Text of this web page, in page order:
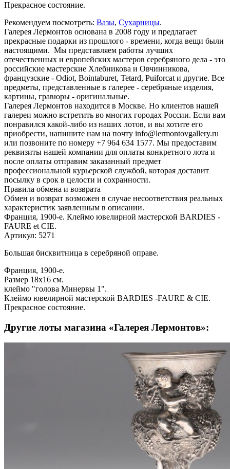
Прекрасное состояние.
Рекомендуем посмотреть: Вазы, Сухарницы.
Галерея Лермонтов основана в 2008 году и предлагает
прекрасные подарки из прошлого - времени, когда вещи были
настоящими. Мы представляем работы лучших
отечественных и европейских мастеров серебряного дела - это
российские мастерские Хлебникова и Овчинникова,
французские - Odiot, Bointaburet, Tetard, Puiforcat и другие. Все
предметы, представленные в галерее - серебряные изделия,
картины, гравюры - оригинальные.
Галерея Лермонтов находится в Москве. Но клиентов нашей
галереи можно встретить во многих городах России. Если вам
понравился какой-либо из наших лотов, и вы хотите его
приобрести, напишите нам на почту info@lermontovgallery.ru
или позвоните по номеру +7 964 634 1577. Мы предоставим
реквизиты нашей компании для оплаты конкретного лота и
после оплаты отправим заказанный предмет
профессиональной курьерской службой, которая доставит
посылку в срок в целости и сохранности.
Правила обмена и возврата
Обмен и возврат возможен в случае несоответствия реальных
характеристик заявленным в описании.
Франция, 1900-е. Клеймо ювелирной мастерской BARDIES -
FAURE et CIE.
Артикул: 5271
Большая бисквитница в серебряной оправе.
Франция, 1900-е.
Размер 18х16 см.
клеймо "голова Минервы 1".
Клеймо ювелирной мастерской BARDIES -FAURE & CIE.
Прекрасное состояние.
Другие лоты магазина «Галерея Лермонтов»: